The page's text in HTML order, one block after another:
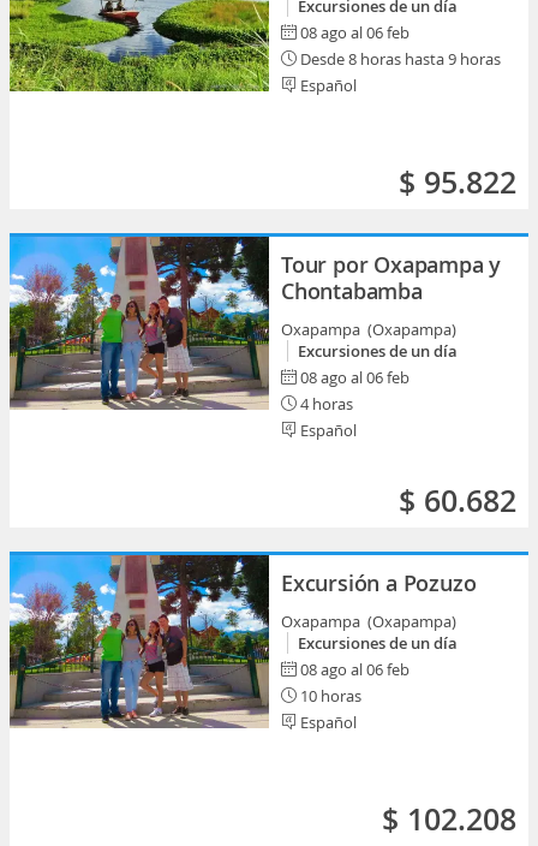
Excursiones de un día
08 ago al 06 feb
Desde 8 horas hasta 9 horas
Español
$ 95.822
Tour por Oxapampa y
Chontabamba
Oxapampa (Oxapampa)
Excursiones de un día
08 ago al 06 feb
4 horas
Español
$ 60.682
Excursión a Pozuzo
Oxapampa (Oxapampa)
Excursiones de un día
08 ago al 06 feb
10 horas
Español
$ 102.208